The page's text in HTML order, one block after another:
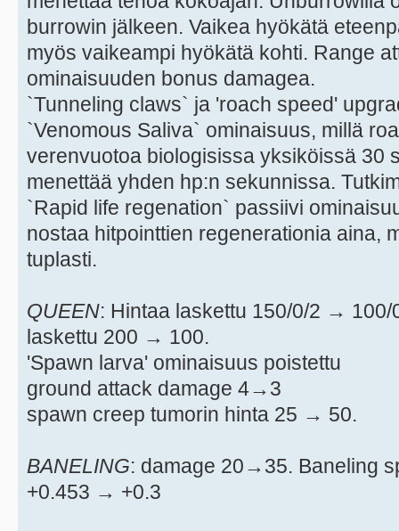
burrowin jälkeen. Vaikea hyökätä
myös vaikeampi hyökätä kohti. Range
ominaisuuden bonus damagea.
`Tunneling claws` ja 'roach speed'
`Venomous Saliva` ominaisuus, millä
verenvuotoa biologisissa yksiköissä 30
menettää yhden hp:n sekunnissa.
`Rapid life regenation` passiivi
nostaa hitpointtien regenerationia aina,
tuplasti.
QUEEN: Hintaa laskettu 150/0/2 →
laskettu 200 → 100.
'Spawn larva' ominaisuus poistettu
ground attack damage 4→3
spawn creep tumorin hinta 25 → 50.
BANELING: damage 20→35. Baneling
+0.453 → +0.3